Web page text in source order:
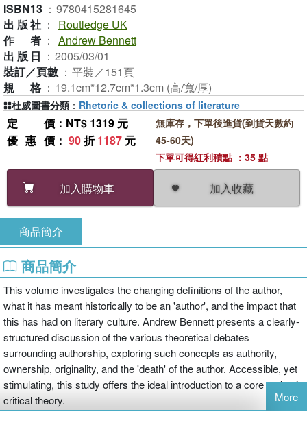
ISBN13 ： 9780415281645
出版社 ：
Routledge UK
作者 ： Andrew Bennett
出版日 ： 2005/03/01
裝訂／頁數 ： 平裝／151頁
規格 ： 19.1cm*12.7cm*1.3cm (高/寬/厚)
定價 ：NT$ 1319 元
優惠價 ： 90折1187 元
加入購物車 加入收藏
無庫存，下單後進貨(到貨天數約
45-60天)
下單可得紅利積點 ：35 點
杜威圖書分類 ： Rhetoric & collections of literature
商品簡介
商品簡介
This volume investigates the changing definitions of the author,
what it has meant historically to be an 'author', and the impact that
this has had on literary culture. Andrew Bennett presents a clearly-
structured discussion of the various theoretical debates
surrounding authorship, exploring such concepts as authority,
ownership, originality, and the 'death' of the author. Accessible, yet
stimulating, this study offers the ideal introduction to a core notion in
critical theory.
More